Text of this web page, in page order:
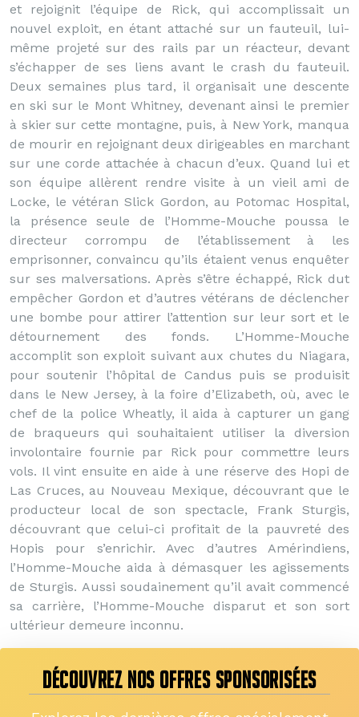
et rejoignit l’équipe de Rick, qui accomplissait un
nouvel exploit, en étant attaché sur un fauteuil, lui-
même projeté sur des rails par un réacteur, devant
s’échapper de ses liens avant le crash du fauteuil.
Deux semaines plus tard, il organisait une descente
en ski sur le Mont Whitney, devenant ainsi le premier
à skier sur cette montagne, puis, à New York, manqua
de mourir en rejoignant deux dirigeables en marchant
sur une corde attachée à chacun d’eux. Quand lui et
son équipe allèrent rendre visite à un vieil ami de
Locke, le vétéran Slick Gordon, au Potomac Hospital,
la présence seule de l’Homme-Mouche poussa le
directeur corrompu de l’établissement à les
emprisonner, convaincu qu’ils étaient venus enquêter
sur ses malversations. Après s’être échappé, Rick dut
empêcher Gordon et d’autres vétérans de déclencher
une bombe pour attirer l’attention sur leur sort et le
détournement des fonds. L’Homme-Mouche
accomplit son exploit suivant aux chutes du Niagara,
pour soutenir l’hôpital de Candus puis se produisit
dans le New Jersey, à la foire d’Elizabeth, où, avec le
chef de la police Wheatly, il aida à capturer un gang
de braqueurs qui souhaitaient utiliser la diversion
involontaire fournie par Rick pour commettre leurs
vols. Il vint ensuite en aide à une réserve des Hopi de
Las Cruces, au Nouveau Mexique, découvrant que le
producteur local de son spectacle, Frank Sturgis,
découvrant que celui-ci profitait de la pauvreté des
Hopis pour s’enrichir. Avec d’autres Amérindiens,
l’Homme-Mouche aida à démasquer les agissements
de Sturgis. Aussi soudainement qu’il avait commencé
sa carrière, l’Homme-Mouche disparut et son sort
ultérieur demeure inconnu.
DÉCOUVREZ NOS OFFRES SPONSORISÉES